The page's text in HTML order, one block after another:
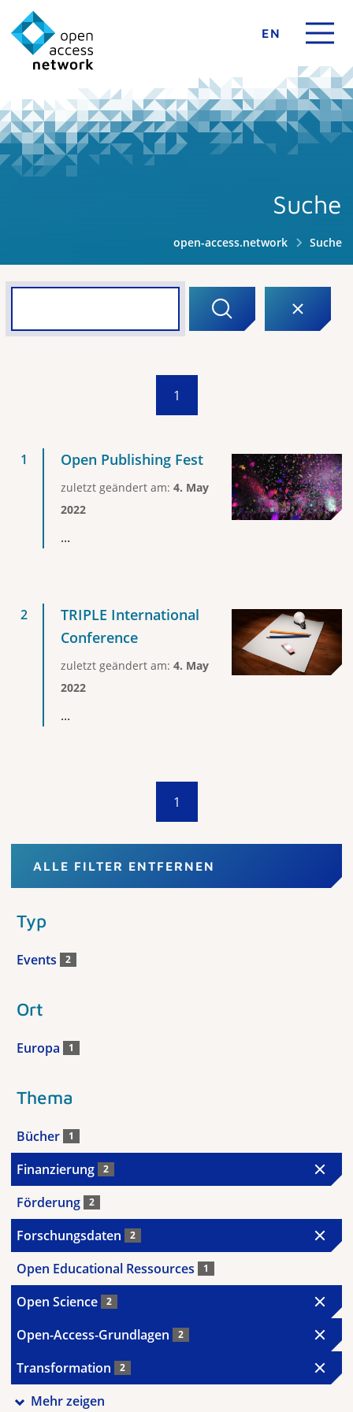
EN
Suche
open-access.network Suche
1
Open Publishing Fest
zuletzt geändert am: 4. May
2022
...
TRIPLE International
Conference
zuletzt geändert am: 4. May
2022
...
1
ALLE FILTER ENTFERNEN
Typ
Events 2
Ort
Europa 1
Thema
Bücher 1
Finanzierung 2
Förderung 2
Forschungsdaten 2
Open Educational Ressources 1
Open Science 2
Open-Access-Grundlagen 2
Transformation 2
Mehr zeigen